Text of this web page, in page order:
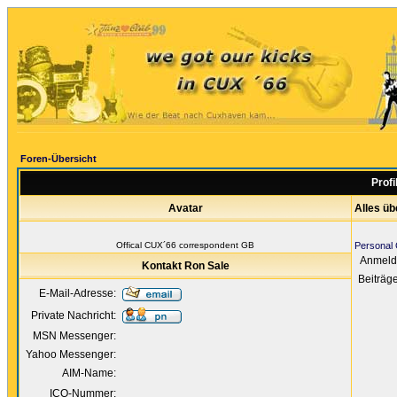
Foren-Übersicht
Avatar Alles
Offical CUX´66 correspondent GB Personal
Kontakt Ron Sale
E-Mail-Adresse:
Private Nachricht:
MSN Messenger:
Yahoo Messenger:
AIM-Name:
ICQ-Nummer: